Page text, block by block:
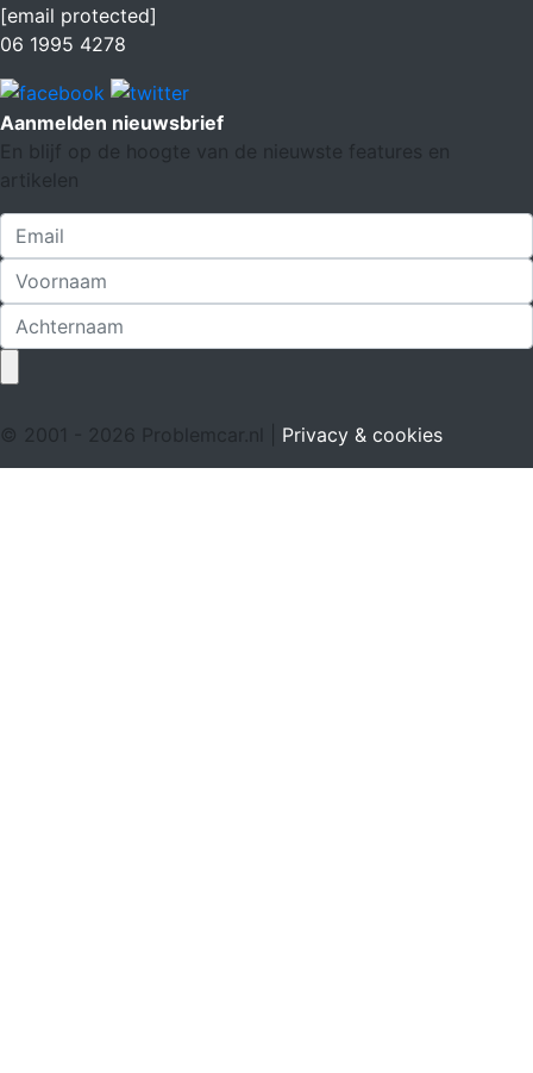
[email protected]
06 1995 4278
Aanmelden nieuwsbrief
En blijf op de hoogte van de nieuwste features en
artikelen
© 2001 - 2026 Problemcar.nl | Privacy & cookies